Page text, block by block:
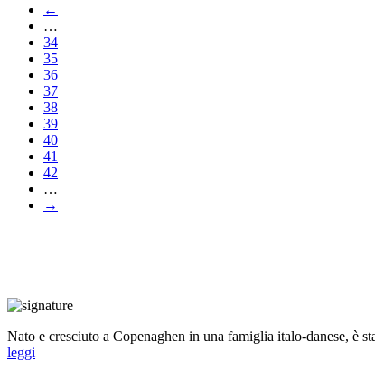
←
…
34
35
36
37
38
39
40
41
42
…
→
Nato e cresciuto a Copenaghen in una famiglia italo-danese, è
leggi